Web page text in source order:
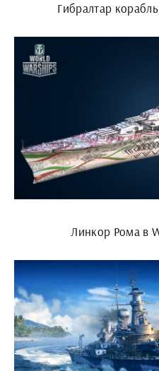
Гибралтар
Линкор Рома в